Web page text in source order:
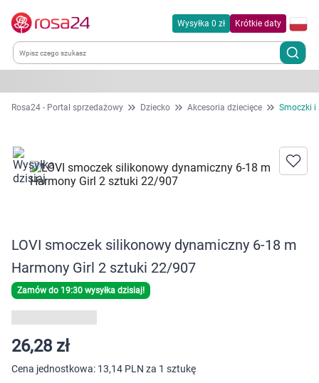
Wysyłka 0 zł Krótkie daty
Kategorie
Dla zwierząt
Zdrowie
Kobieta w ciąży i mama
Higiena
Rosa24 - Portal sprzedażowy Dziecko Akcesoria dziecięce Smoczki i
LOVI smoczek silikonowy dynamiczny 6-18 m
Harmony Girl 2 sztuki 22/907
Zamów do 19:30 wysyłka dzisiaj!
26,28 zł
Cena jednostkowa: 13,14 PLN za 1 sztukę